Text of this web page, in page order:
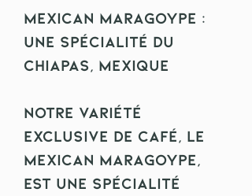
Mexican Maragoype :
Une spécialité du
Chiapas, Mexique
Notre variété
exclusive de café, le
Mexican Maragoype,
est une spécialité